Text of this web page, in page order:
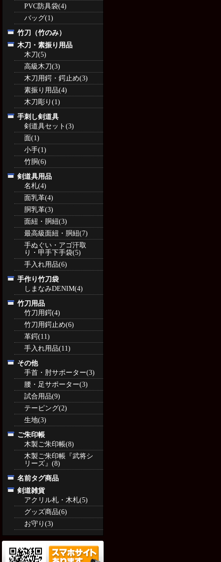
PVC防具袋(4)
バッグ(1)
竹刀（竹のみ）
木刀・素振り用品
木刀(5)
高級木刀(3)
木刀用鍔・鍔止め(3)
素振り用品(4)
木刀彫り(1)
手刺し剣道具
剣道具セット(3)
面(1)
小手(1)
竹胴(6)
剣道具用品
名札(4)
面乳革(4)
胴乳革(3)
面紐・胴紐(3)
最高級面紐・胴紐(7)
手ぬぐい・アゴ汗取
り・甲手下手袋(5)
手入れ用品(6)
手作り竹刀袋
しまなみDENIM(4)
竹刀用品
竹刀用鍔(4)
竹刀用鍔止め(6)
革鍔(11)
手入れ用品(11)
その他
手首・肘サポーター(3)
腰・足サポーター(3)
試合用品(9)
テーピング(2)
生地(3)
ご朱印帳
木製ご朱印帳(8)
木製ご朱印帳『武将シ
リーズ』(8)
名前タグ商品
剣道雑貨
アクリル札・木札(5)
グッズ商品(6)
お守り(3)